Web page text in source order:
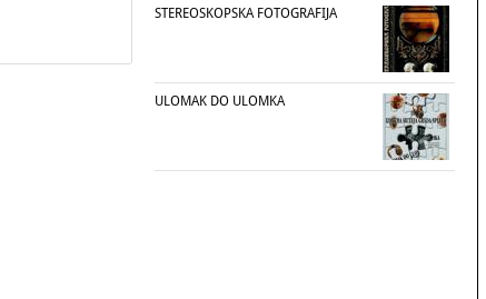
STEREOSKOPSKA FOTOGRAFIJA
ULOMAK DO ULOMKA